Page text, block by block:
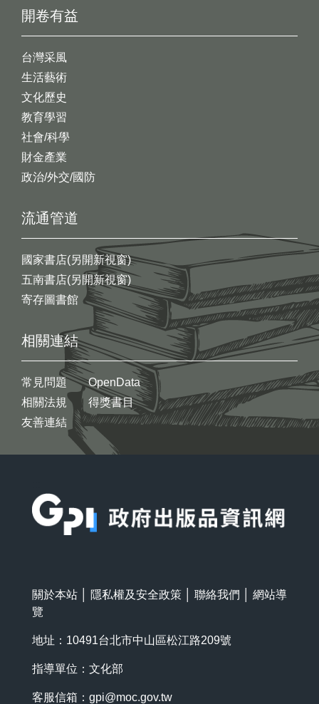
開卷有益
台灣采風
生活藝術
文化歷史
教育學習
社會/科學
財金產業
政治/外交/國防
流通管道
國家書店(另開新視窗)
五南書店(另開新視窗)
寄存圖書館
相關連結
常見問題
相關法規
友善連結
OpenData
得獎書目
關於本站 隱私權及安全政策 聯絡我們
網站導
覽
地址：10491台北市中山區松江路209號
指導單位：文化部
客服信箱： gpi@moc.gov.tw